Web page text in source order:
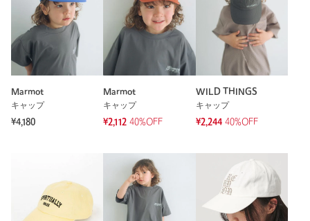
Marmot
キャップ
¥4,180
Marmot
キャップ
¥2,112 40%OFF
WILD THINGS
キャップ
¥2,244 40%OFF